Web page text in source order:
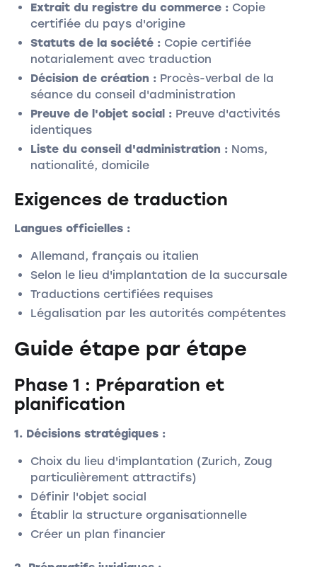
Extrait du registre du commerce : Copie
certifiée du pays d'origine
Statuts de la société : Copie certifiée
notarialement avec traduction
Décision de création : Procès-verbal de la
séance du conseil d'administration
Preuve de l'objet social : Preuve d'activités
identiques
Liste du conseil d'administration : Noms,
nationalité, domicile
Exigences de traduction
Langues officielles :
Allemand, français ou italien
Selon le lieu d'implantation de la succursale
Traductions certifiées requises
Légalisation par les autorités compétentes
Guide étape par étape
Phase 1 : Préparation et
planification
1. Décisions stratégiques :
Choix du lieu d'implantation (Zurich, Zoug
particulièrement attractifs)
Définir l'objet social
Établir la structure organisationnelle
Créer un plan financier